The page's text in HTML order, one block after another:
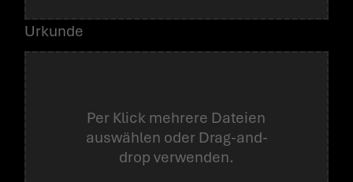
Urkunde
Per Klick mehrere Dateien
auswählen oder Drag-and-
drop verwenden.